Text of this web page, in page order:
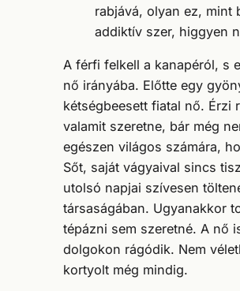
rabjává, olyan ez, mint
addiktív szer, higgyen
A férfi felkell a kanapéról, s
nő irányába. Előtte egy
kétségbeesett fiatal nő. Érzi
valamit szeretne, bár még
egészen világos számára,
Sőt, saját vágyaival sincs
utolsó napjai szívesen
társaságában. Ugyanakkor
tépázni sem szeretné. A nő
dolgokon rágódik. Nem
kortyolt még mindig.